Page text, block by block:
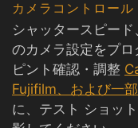
カメラコントロール
シャッタースピー
のカメラ設定をプロ
ピント確認・調整
Fujifilm、および一
に、テスト ショッ